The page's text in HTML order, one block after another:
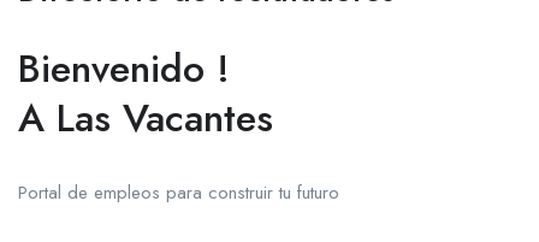
Bienvenido !
A Las Vacantes
Portal de empleos para construir tu futuro